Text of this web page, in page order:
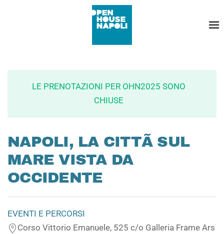
LE PRENOTAZIONI PER OHN2025 SONO
CHIUSE
NAPOLI, LA CITTÃ SUL
MARE VISTA DA
OCCIDENTE
EVENTI E PERCORSI
Corso Vittorio Emanuele, 525 c/o Galleria Frame Ars